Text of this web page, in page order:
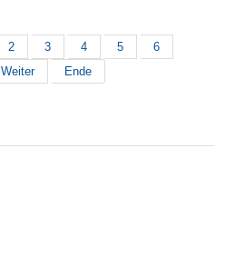
2 3 4 5
6
Weiter Ende